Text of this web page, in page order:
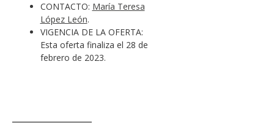
CONTACTO: María Teresa
López León.
VIGENCIA DE LA OFERTA:
Esta oferta finaliza el 28 de
febrero de 2023.